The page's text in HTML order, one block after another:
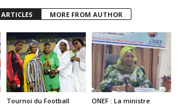
MORE FROM AUTHOR
Tournoi du Football
ONEF : La ministre